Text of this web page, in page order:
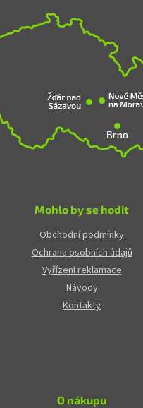
Mohlo by se hodit
Obchodní podmínky
Ochrana osobních údajů
Vyřízení reklamace
Návody
Kontakty
O nákupu